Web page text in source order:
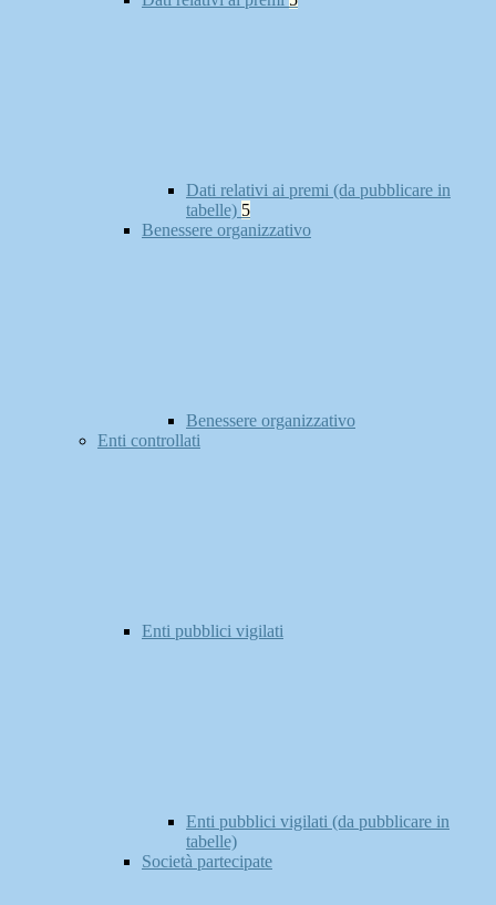
Dati relativi ai premi (da pubblicare in
tabelle) 5
Benessere organizzativo
Benessere organizzativo
Enti controllati
Enti pubblici vigilati
Enti pubblici vigilati (da pubblicare in
tabelle)
Società partecipate